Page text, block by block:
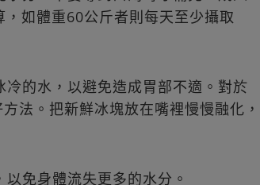
如體重60公斤者則每天至少攝取
的水，以避免造成胃部不適。對於
法。把新鮮冰塊放在嘴裡慢慢融化，
免身體流失更多的水分。